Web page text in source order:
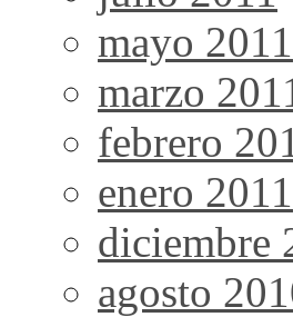
mayo 2011
marzo
febrero
enero 2011
diciembre
agosto